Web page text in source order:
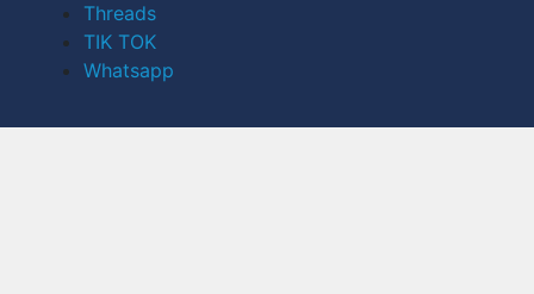
Threads
TIK TOK
Whatsapp